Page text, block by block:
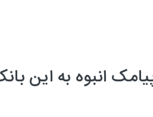
انبوه به این